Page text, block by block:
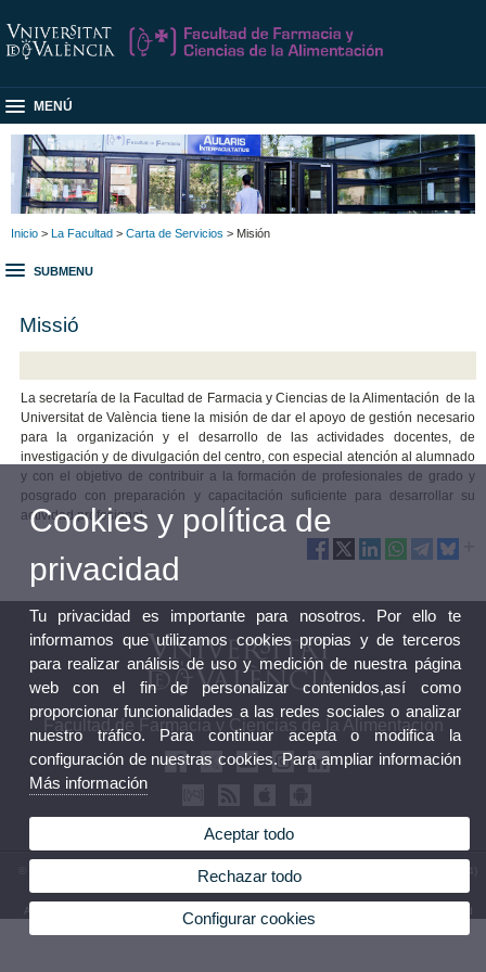
MENÚ
Inicio > La Facultad > Carta de Servicios > Misión
SUBMENU
Missió
La secretaría de la Facultad de Farmacia y Ciencias de la Alimentación de la
Universitat de València tiene la misión de dar el apoyo de gestión necesario
para la organización y el desarrollo de las actividades docentes, de
investigación y de divulgación del centro, con especial atención al alumnado
y con el objetivo de contribuir a la formación de profesionales de grado y
posgrado con preparación y capacitación suficiente para desarrollar su
actividad profesional.
Facultad de Farmacia y Ciencias de la Alimentación
© 2026 UV. - Av. de Vicent Andrés Estellés 22 46100 Burjassot. Valencia. España. Tel (+34)
963 86 41 00
Aviso legal Política privacidad Cookies Buzón Facultad
Cookies y política de
privacidad
Tu privacidad es importante para nosotros. Por ello te
informamos que utilizamos cookies propias y de terceros
para realizar análisis de uso y medición de nuestra página
web con el fin de personalizar contenidos,así como
proporcionar funcionalidades a las redes sociales o analizar
nuestro tráfico. Para continuar acepta o modifica la
configuración de nuestras cookies. Para ampliar información
Más información
Aceptar todo
Rechazar todo
Configurar cookies